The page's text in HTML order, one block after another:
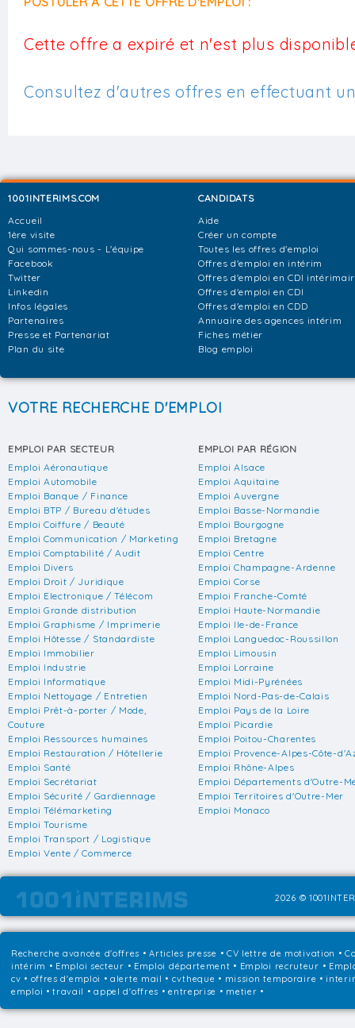
Cette offre a expiré et n'est plus
Consultez d'autres offres en effectuant
1001INTERIMS.COM
Accueil
1ère visite
Qui sommes-nous - L'équipe
Facebook
Twitter
Linkedin
Infos légales
Partenaires
Presse et Partenariat
Plan du site
CANDIDATS
Aide
Créer un compte
Toutes les offres d'emploi
Offres d'emploi en intérim
Offres d'emploi en CDI
Offres d'emploi en CDI
Offres d'emploi en CDD
Annuaire des agences intérim
Fiches métier
Blog emploi
VOTRE RECHERCHE D'EMPLOI
EMPLOI PAR SECTEUR
Emploi Aéronautique
Emploi Automobile
Emploi Banque / Finance
Emploi BTP / Bureau d'études
Emploi Coiffure / Beauté
Emploi Communication / Marketing
Emploi Comptabilité / Audit
Emploi Divers
Emploi Droit / Juridique
Emploi Electronique / Télécom
Emploi Grande distribution
Emploi Graphisme / Imprimerie
Emploi Hôtesse / Standardiste
Emploi Immobilier
Emploi Industrie
Emploi Informatique
Emploi Nettoyage / Entretien
Emploi Prêt-à-porter / Mode,
Couture
Emploi Ressources humaines
Emploi Restauration / Hôtellerie
Emploi Santé
Emploi Secrétariat
Emploi Sécurité / Gardiennage
Emploi Télémarketing
Emploi Tourisme
Emploi Transport / Logistique
Emploi Vente / Commerce
EMPLOI PAR RÉGION
Emploi Alsace
Emploi Aquitaine
Emploi Auvergne
Emploi Basse-Normandie
Emploi Bourgogne
Emploi Bretagne
Emploi Centre
Emploi Champagne-Ardenne
Emploi Corse
Emploi Franche-Comté
Emploi Haute-Normandie
Emploi Ile-de-France
Emploi Languedoc-Roussillon
Emploi Limousin
Emploi Lorraine
Emploi Midi-Pyrénées
Emploi Nord-Pas-de-Calais
Emploi Pays de la Loire
Emploi Picardie
Emploi Poitou-Charentes
Emploi Provence-Alpes-Côte-
Emploi Rhône-Alpes
Emploi Départements d'Outre-
Emploi Territoires d'Outre-Mer
Emploi Monaco
2026 ©
Recherche avancée d'offres •Articles presse • CV lettre de motivation •
intérim • Emploi secteur • Emploi département • Emploi recruteur •
cv • offres d'emploi • alerte mail • cvtheque • mission temporaire •
emploi • travail • appel d'offres • entreprise • metier •